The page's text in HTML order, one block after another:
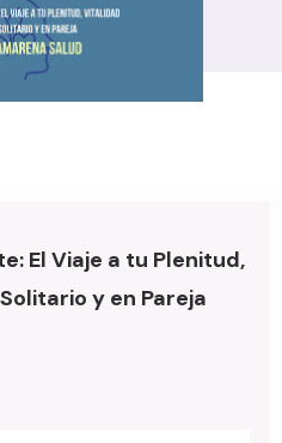
El Viaje a tu Plenitud,
y en Pareja